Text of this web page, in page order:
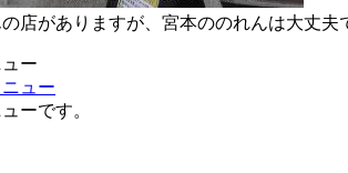
店がありますが、宮本ののれんは大丈夫
ー
ーです。